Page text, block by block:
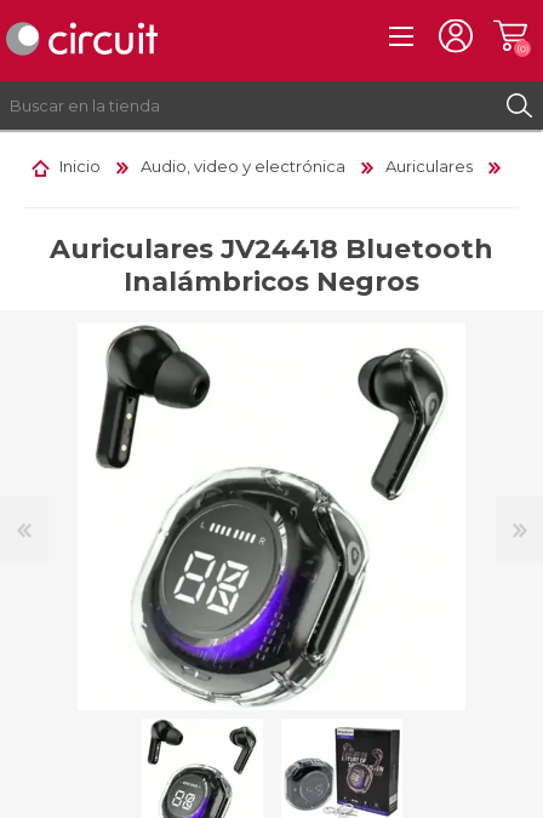
INICIAR SESIÓN
(0)
Inicio Audio, video y electrónica Auriculares
Auriculares JV24418 Bluetooth
Inalámbricos Negros